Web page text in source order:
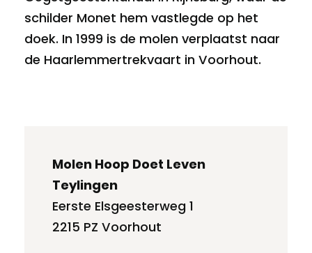
schilder Monet hem vastlegde op het
doek. In 1999 is de molen verplaatst naar
de Haarlemmertrekvaart in Voorhout.
Molen Hoop Doet Leven
Teylingen
Eerste Elsgeesterweg 1
2215 PZ Voorhout